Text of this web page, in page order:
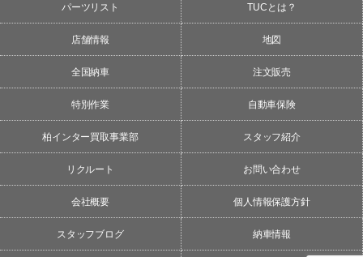
パーツリスト TUCとは？
店舗情報 地図
全国納車 注文販売
特別作業 自動車保険
柏インター買取事業部 スタッフ紹介
リクルート お問い合わせ
会社概要 個人情報保護方針
スタッフブログ 納車情報